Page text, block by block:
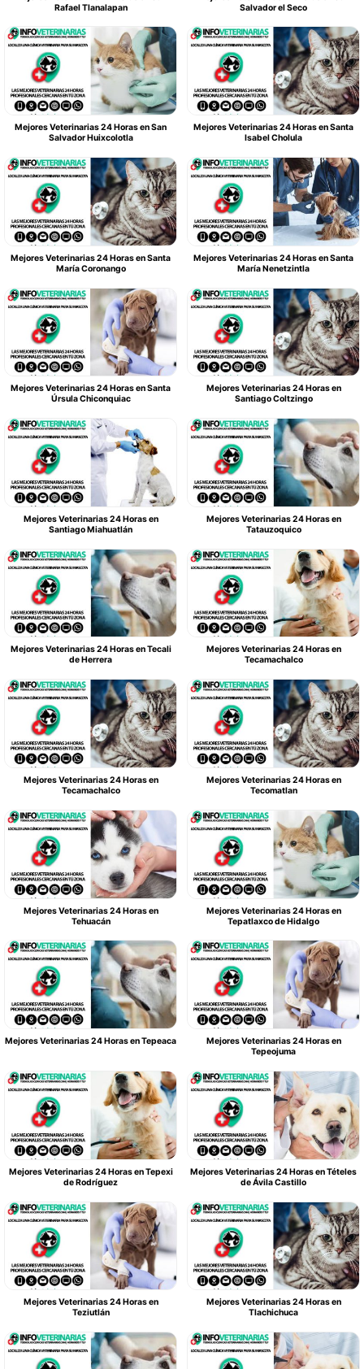
Rafael Tlanalapan
Salvador el Seco
Mejores Veterinarias 24 Horas en San
Salvador Huixcolotla
Mejores Veterinarias 24 Horas en Santa
Isabel Cholula
Mejores Veterinarias 24 Horas en Santa
María Coronango
Mejores Veterinarias 24 Horas en Santa
María Nenetzintla
Mejores Veterinarias 24 Horas en Santa
Úrsula Chiconquiac
Mejores Veterinarias 24 Horas en
Santiago Coltzingo
Mejores Veterinarias 24 Horas en
Santiago Miahuatlán
Mejores Veterinarias 24 Horas en
Tatauzoquico
Mejores Veterinarias 24 Horas en Tecali
de Herrera
Mejores Veterinarias 24 Horas en
Tecamachalco
Mejores Veterinarias 24 Horas en
Tecamachalco
Mejores Veterinarias 24 Horas en
Tecomatlan
Mejores Veterinarias 24 Horas en
Tehuacán
Mejores Veterinarias 24 Horas en
Tepatlaxco de Hidalgo
Mejores Veterinarias 24 Horas en Tepeaca
Mejores Veterinarias 24 Horas en
Tepeojuma
Mejores Veterinarias 24 Horas en Tepexi
de Rodríguez
Mejores Veterinarias 24 Horas en Tételes
de Ávila Castillo
Mejores Veterinarias 24 Horas en
Teziutlán
Mejores Veterinarias 24 Horas en
Tlachichuca